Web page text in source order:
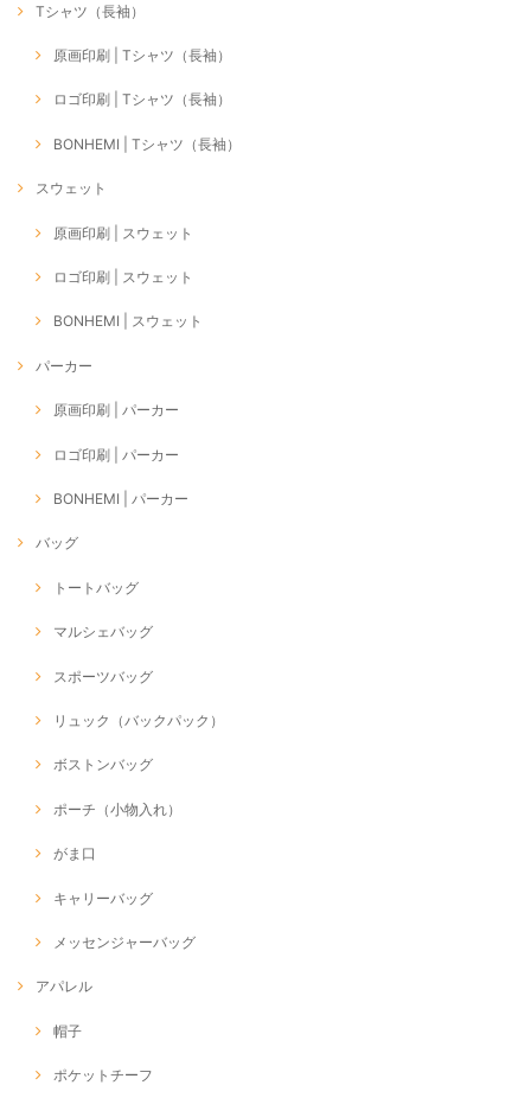
Tシャツ（長袖）
原画印刷 | Tシャツ（長袖）
ロゴ印刷 | Tシャツ（長袖）
BONHEMI | Tシャツ（長袖）
スウェット
原画印刷 | スウェット
ロゴ印刷 | スウェット
BONHEMI | スウェット
パーカー
原画印刷 | パーカー
ロゴ印刷 | パーカー
BONHEMI | パーカー
バッグ
トートバッグ
マルシェバッグ
スポーツバッグ
リュック（バックパック）
ボストンバッグ
ポーチ（小物入れ）
がま口
キャリーバッグ
メッセンジャーバッグ
アパレル
帽子
ポケットチーフ